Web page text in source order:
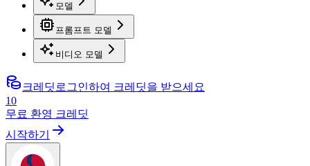
모델
프롬프트 모델
비디오 모델
크레딧 로그인하여 크레딧을 받으세요
10
무료 환영 크레딧
시작하기